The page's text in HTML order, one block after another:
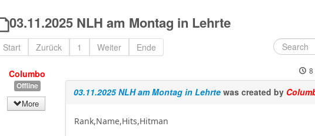
03.11.2025 NLH am Montag in Lehrte
Start Zurück 1 Weiter Ende
Columbo
Offline
More
8
03.11.2025 NLH am Montag in Lehrte was created by
Rank,Name,Hits,Hitman